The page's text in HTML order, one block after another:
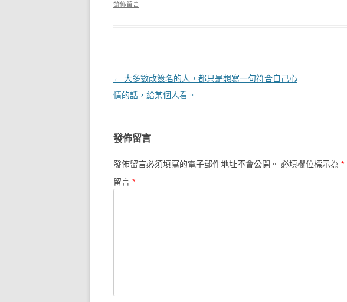
發佈留言
文章導覽
← 大多數改簽名的人，都只是想寫一句符合自己心
情的話，給某個人看。
發佈留言
發佈留言必須填寫的電子郵件地址不會公開。 必填欄位標示為 *
留言 *